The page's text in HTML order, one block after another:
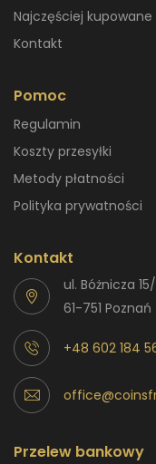
Najczęściej kupowane
Kontakt
Pomoc
Regulamin
Koszty przesyłki
Metody płatności
Polityka prywatności
Kontakt
ul. Bóżnicza
61-751 Poznań
+48 602 184
Przelew bankowy